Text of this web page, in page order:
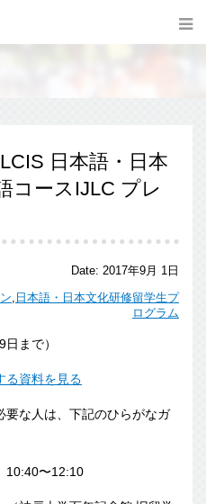
日本語・日本
コースIJLC プレ
Date: 2017年9月 1日
, 日本語・日本文化研修留学生プ
ログラム
まで）
る資料を見る
要な人は、下記のひらがなガ
10:40〜12:10